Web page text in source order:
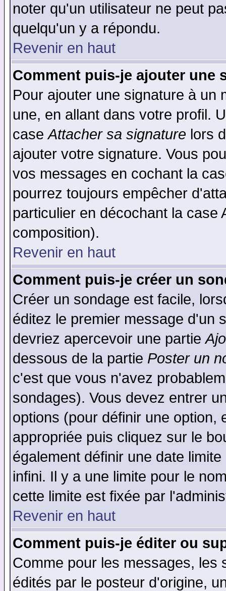
noter qu'un utilisateur ne peut
quelqu'un y a répondu.
Revenir en haut
Comment puis-je ajouter une
Pour ajouter une signature à un
une, en allant dans votre profil.
caseAttacher sa signature lors
ajouter votre signature. Vous
vos messages en cochant la
pourrez toujours empêcher
particulier en décochant la
composition).
Revenir en haut
Comment puis-je créer un
Créer un sondage est facile,
éditez le premier message d'un
devriez apercevoir une partie
dessous de la partie Poster un
c'est que vous n'avez
sondages). Vous devez entrer
options (pour définir une option,
appropriée puis cliquez sur le
également définir une date
infini. Il y a une limite pour le
cette limite est fixée par
Revenir en haut
Comment puis-je éditer ou
Comme pour les messages, les
édités par le posteur d'origine,